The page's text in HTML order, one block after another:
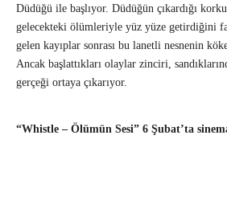
Düdüğü ile başlıyor. Düdüğün çıkardığı
gelecekteki ölümleriyle yüz yüze getirdiğini
gelen kayıplar sonrası bu lanetli nesnenin
Ancak başlattıkları olaylar zinciri,
gerçeği ortaya çıkarıyor.
“Whistle – Ölümün Sesi” 6 Şubat’ta